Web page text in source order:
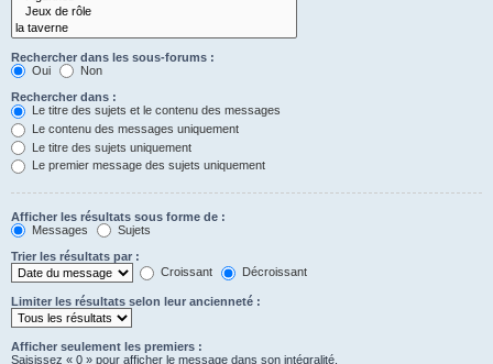
Rechercher dans les sous-forums :
Oui
Non
Rechercher dans :
Le titre des sujets et le contenu des messages
Le contenu des messages uniquement
Le titre des sujets uniquement
Le premier message des sujets uniquement
Afficher les résultats sous forme de :
Messages
Sujets
Trier les résultats par :
Croissant
Décroissant
Limiter les résultats selon leur ancienneté :
Afficher seulement les premiers :
Saisissez « 0 » pour afficher le message dans son intégralité.